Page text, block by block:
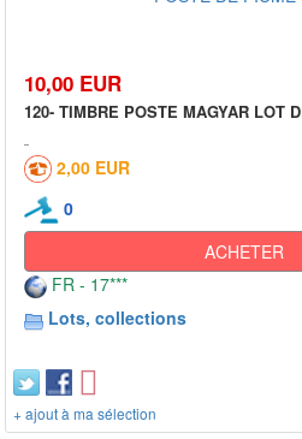
10,00 EUR
120- TIMBRE POSTE MAGYAR LOT
2,00 EUR
0
ACHETER
FR - 17***
Lots, collections
+ ajout à ma sélection